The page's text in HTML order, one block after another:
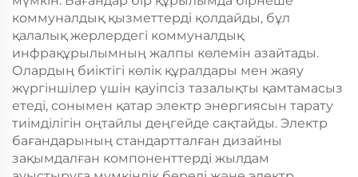
коммуналдық қызметтерді қолдайды, бұл
қалалық жерлердегі коммуналдық
инфрақұрылымның жалпы көлемін азайтады.
Олардың биіктігі көлік құралдары мен жаяу
жүргіншілер үшін қауіпсіз тазалықты қамтамасыз
етеді, сонымен қатар электр энергиясын тарату
тиімділігін оңтайлы деңгейде сақтайды. Электр
бағандарының стандартталған дизайны
зақымдалған компоненттерді жылдам